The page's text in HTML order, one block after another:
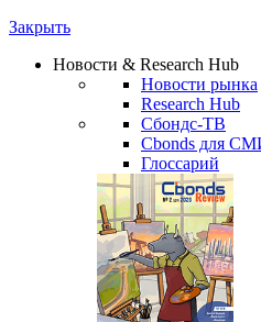
Закрыть
Новости & Research Hub
Новости рынка
Research Hub
Сбондс-ТВ
Cbonds для
Глоссарий